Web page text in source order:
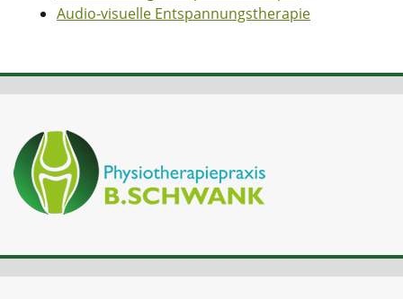
Audio-visuelle Entspannungstherapie